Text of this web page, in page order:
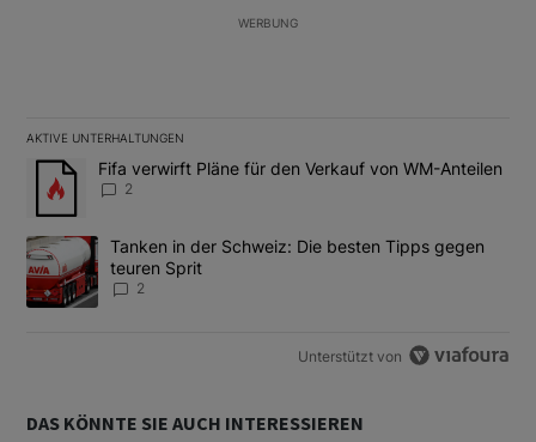
WERBUNG
AKTIVE UNTERHALTUNGEN
Das Folgende ist eine Liste der am meisten kommentierten
Ein Trendartikel mit dem Titel "Fifa verwirft Pläne für den
Fifa verwirft Pläne für den Verkauf von WM-Anteilen
2
Ein Trendartikel mit dem Titel "Tanken in der Schweiz: Die
Tanken in der Schweiz: Die besten Tipps gegen
teuren Sprit
2
Unterstützt von
DAS KÖNNTE SIE AUCH INTERESSIEREN